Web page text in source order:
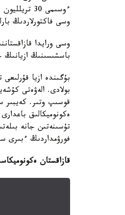
وسى فاكتورلاردىڭ
وسى ورايدا
باسشىسىنىڭ ازيانىڭ
بۇگىندە ازيا
بولادى. الەۋەتى
قوسىپ وتىر. كەيبىر
ەكونوميكالىق
تۇسىنەتىن جانە
فورۋمداردىڭ ءبىرى
قازاقستان